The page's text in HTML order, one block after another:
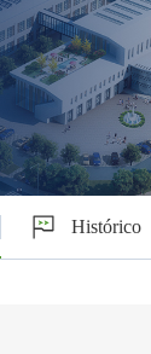
Histórico